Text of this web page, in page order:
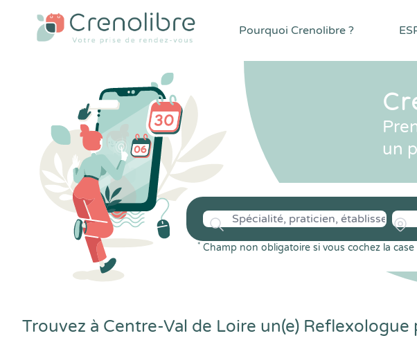
Pourquoi Crenolibre ?
un
* Champ non obligatoire si vous cochez la
Trouvez à Centre-Val de Loire un(e)